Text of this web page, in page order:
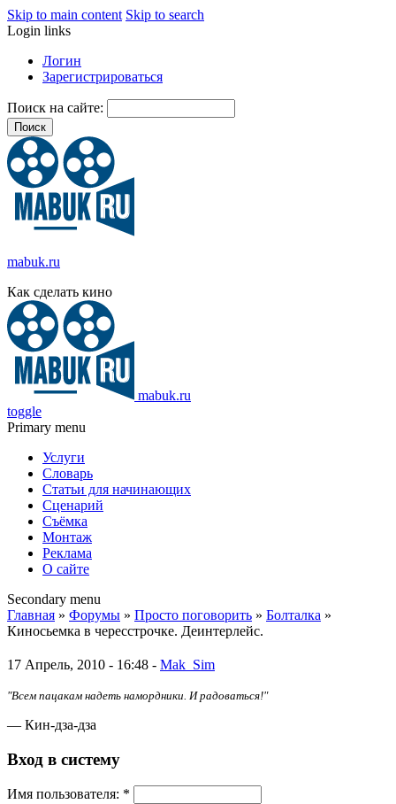
Skip to main content Skip to search
Login links
Логин
Зарегистрироваться
Поиск на сайте:
mabuk.ru
Как сделать кино
mabuk.ru
toggle
Primary menu
Услуги
Словарь
Статьи для начинающих
Сценарий
Съёмка
Монтаж
Реклама
О сайте
Secondary menu
Главная » Форумы » Просто поговорить » Болталка »
Киносьемка в чересстрочке. Деинтерлейс.
17 Апрель, 2010 - 16:48 - Mak_Sim
"Всем пацакам надеть намордники. И радоваться!"
— Кин-дза-дза
Вход в систему
Имя пoльзовaтeля: *